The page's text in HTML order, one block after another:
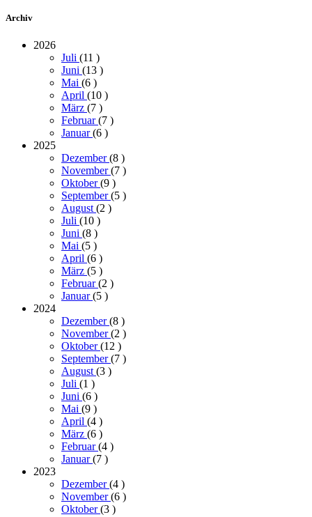
Archiv
2026
Juli (11 )
Juni (13 )
Mai (6 )
April (10 )
März (7 )
Februar(7 )
Januar(6 )
2025
Dezember(8 )
November(7 )
Oktober(9 )
September(5 )
August(2 )
Juli (10 )
Juni (8 )
Mai (5 )
April (6 )
März (5 )
Februar(2 )
Januar(5 )
2024
Dezember(8 )
November(2 )
Oktober(12 )
September(7 )
August(3 )
Juli (1 )
Juni (6 )
Mai (9 )
April (4 )
März (6 )
Februar(4 )
Januar(7 )
2023
Dezember(4 )
November(6 )
Oktober(3 )